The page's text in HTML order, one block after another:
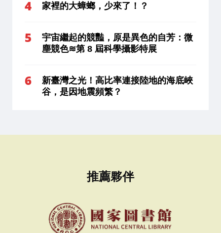
家裡的大蟑螂，少來了！？
宇宙繼起的競豔，原是異色的自芳：微
塵競色≋第 8 屆科學攝影特展
新臺灣之光！高比率連接陸地的海底峽
谷，是因地震頻繁？
推薦夥伴